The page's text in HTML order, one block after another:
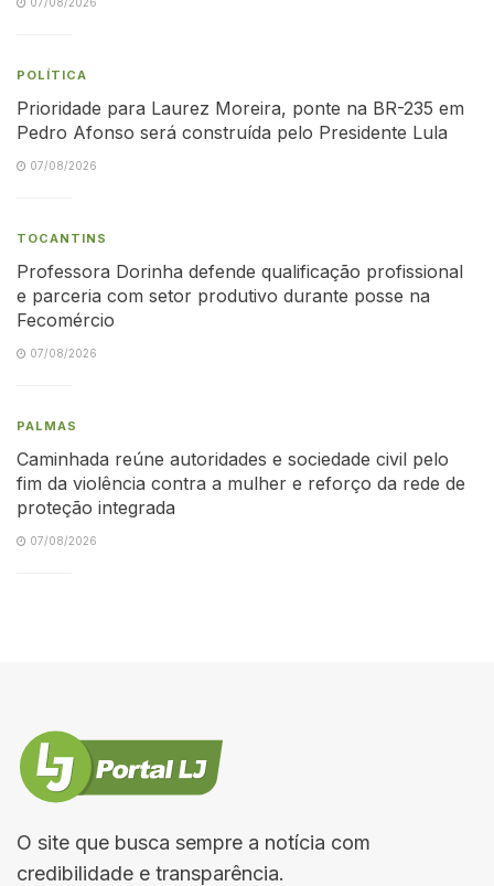
POLÍTICA
Prioridade para Laurez Moreira, ponte na BR-235 em
Pedro Afonso será construída pelo Presidente Lula
07/08/2026
TOCANTINS
Professora Dorinha defende qualificação profissional
e parceria com setor produtivo durante posse na
Fecomércio
07/08/2026
PALMAS
Caminhada reúne autoridades e sociedade civil pelo
fim da violência contra a mulher e reforço da rede de
proteção integrada
07/08/2026
O site que busca sempre a notícia com
credibilidade e transparência.